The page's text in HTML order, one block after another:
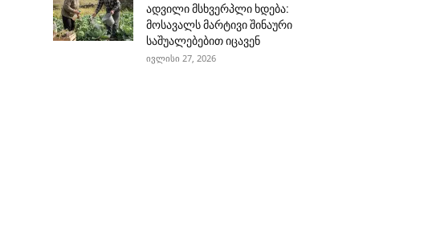
ადვილი მსხვერპლი ხდება:
მოსავალს მარტივი შინაური
საშუალებებით იცავენ
ივლისი 27, 2026